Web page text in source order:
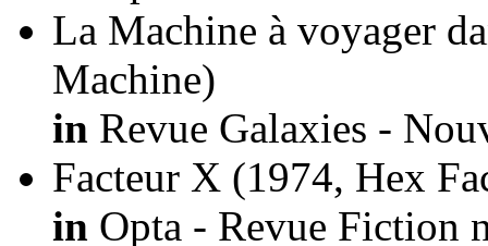
La Machine à voyager
Machine)
in Revue Galaxies -
Facteur X (1974, Hex
in Opta - Revue Fiction